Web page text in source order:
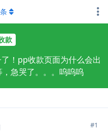
款
！pp收款页面为什么会出
急哭了。。。呜呜呜
条
#1